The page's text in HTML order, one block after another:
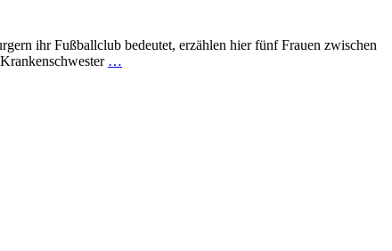
ihr Fußballclub bedeutet, erzählen hier fünf Frauen zwischen
…